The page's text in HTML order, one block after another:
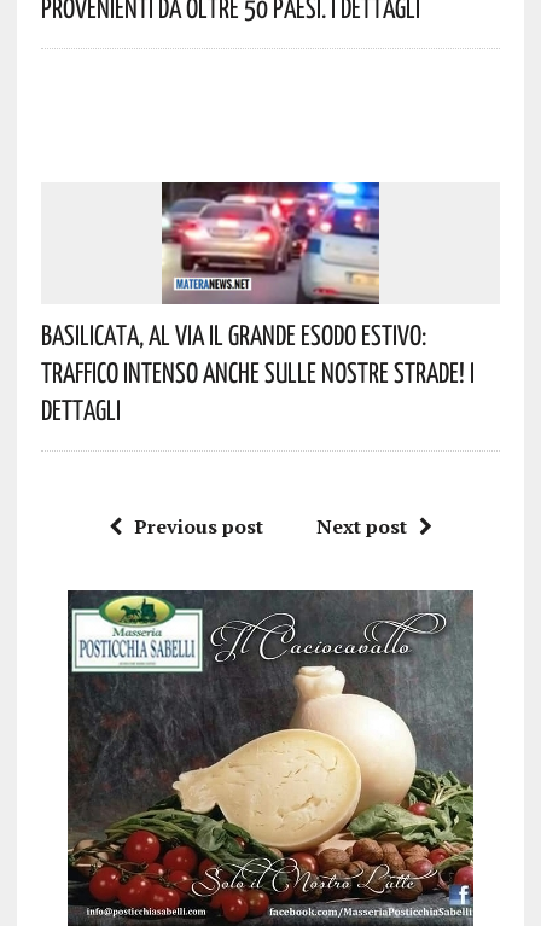
Basilicata, Al Via Il Grande Esodo Estivo:
Traffico Intenso Anche Sulle Nostre Strade! I
Dettagli
Previous post Next post